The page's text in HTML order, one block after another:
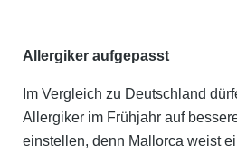
Allergiker aufgepasst
Im Vergleich zu Deutschland
Allergiker im Frühjahr auf
einstellen, denn Mallorca weist